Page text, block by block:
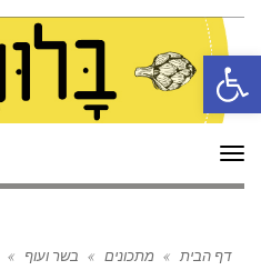
פתח סרגל נגישות
תפריט
דף הבית » מתכונים » בשר ועוף »